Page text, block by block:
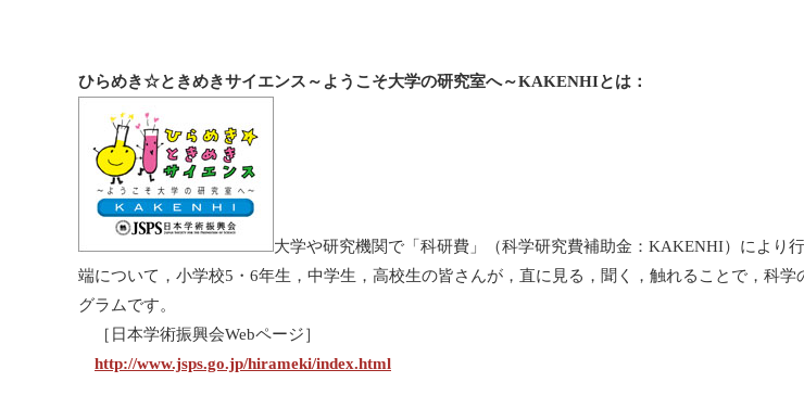
ひらめき☆ときめきサイエンス～ようこそ大学の研究室へ～KAKENHIとは：
大学や研究機関で「科研費」（科学研究費補助金：KAKENHI）により
端について，小学校5・6年生，中学生，高校生の皆さんが，直に見る，聞く，触れることで，科学
グラムです。
［日本学術振興会Webページ］
http://www.jsps.go.jp/hirameki/index.html